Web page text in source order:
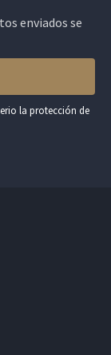
enviados se
la protección de